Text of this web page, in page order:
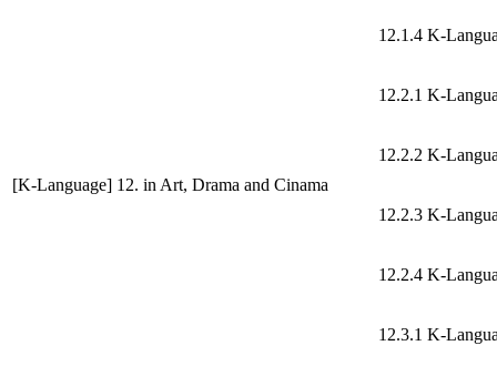
[K-Language] 12. in Art, Drama and Cinama
12.1.4 K-
12.2.1 K-
12.2.2 K-
12.2.3 K-
12.2.4 K-
12.3.1 K-